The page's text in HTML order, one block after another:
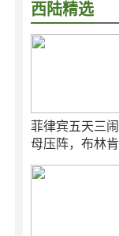
西陆精选
菲律宾五天三
母压阵，布林